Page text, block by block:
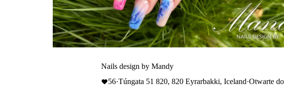
Nails design by Mandy
56·Túngata 51 820, 820 Eyrarbakki, Iceland·Otwarte